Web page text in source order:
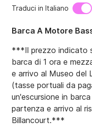
Traduci in Italiano
Barca A Motore
***Il prezzo indicato
barca di 1 ora e
e arrivo al Museo del
(tasse portuali da
un'escursione in
partenza e arrivo al
Billancourt.***